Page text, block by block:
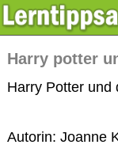
Harry potter
Harry Potter und
Autorin: Joanne